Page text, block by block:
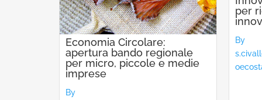
Economia Circolare:
apertura bando regionale
per micro, piccole e medie
imprese
By
per
By